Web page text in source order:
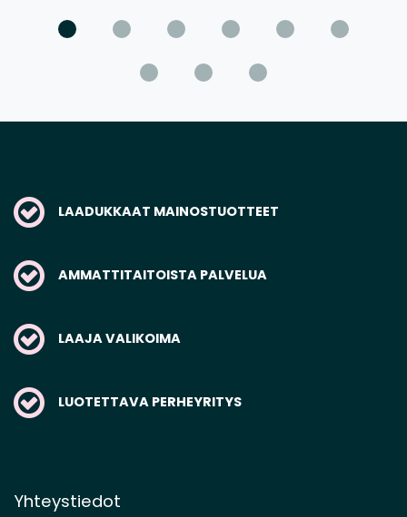
LAADUKKAAT MAINOSTUOTTEET
AMMATTITAITOISTA PALVELUA
LAAJA VALIKOIMA
LUOTETTAVA PERHEYRITYS
Yhteystiedot